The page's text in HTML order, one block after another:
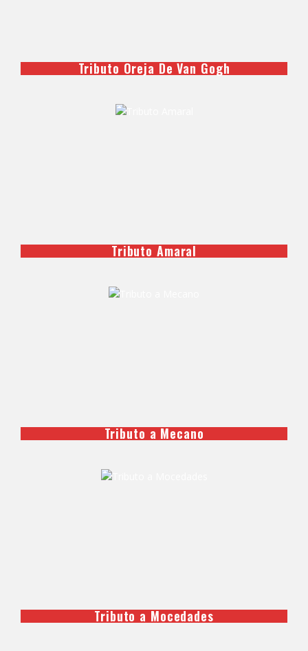
Tributo Oreja De Van Gogh
Tributo Amaral
Tributo a Mecano
Tributo a Mocedades